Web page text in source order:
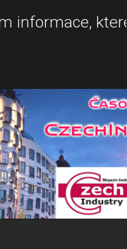
informace, které